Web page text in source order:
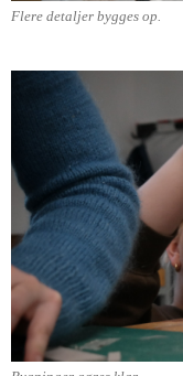
Flere detaljer bygges op.